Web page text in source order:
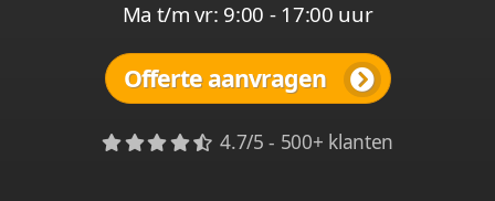
Ma t/m vr: 9:00 - 17:00 uur
Offerte aanvragen
4.7/5 - 500+ klanten